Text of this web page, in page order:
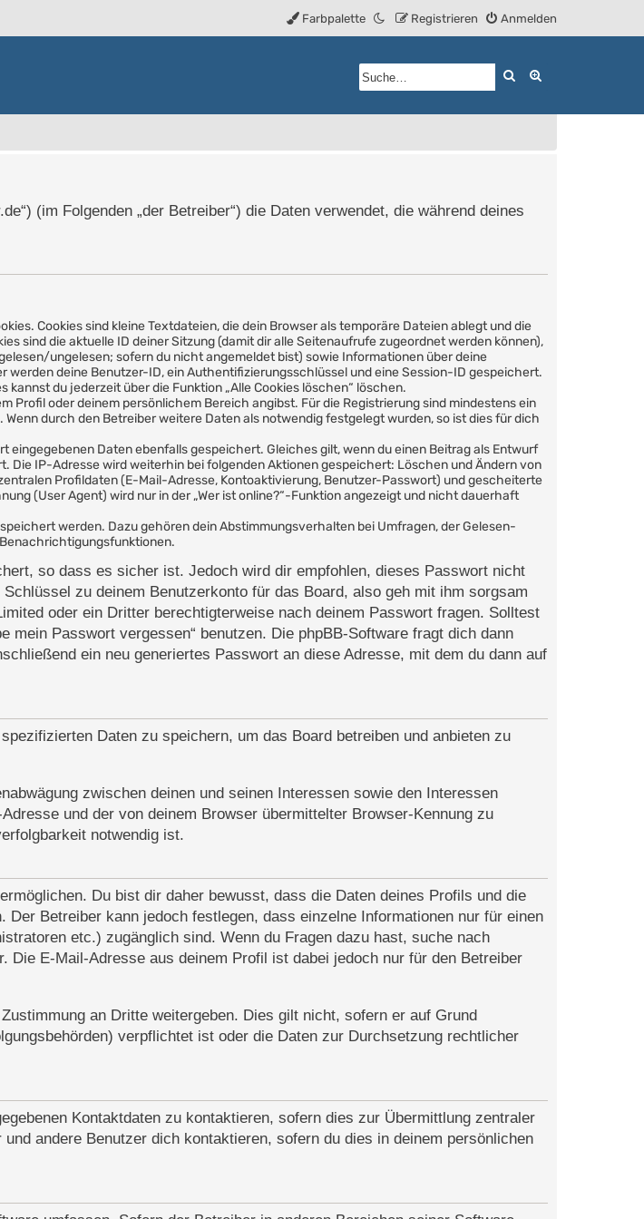
Anmelden
Registrieren
Farbpalette
Suche
(im Folgenden „der Betreiber“) die Daten verwendet, die während deines
Cookies sind kleine Textdateien, die dein Browser als temporäre Dateien ablegt und die
sind die aktuelle ID deiner Sitzung (damit dir alle Seitenaufrufe zugeordnet werden können),
ungelesen; sofern du nicht angemeldet bist) sowie Informationen über deine
deine Benutzer-ID, ein Authentifizierungsschlüssel und eine Session-ID gespeichert.
du jederzeit über die Funktion „Alle Cookies löschen“ löschen.
Profil oder deinem persönlichem Bereich angibst. Für die Registrierung sind mindestens ein
durch den Betreiber weitere Daten als notwendig festgelegt wurden, so ist dies für dich
Daten ebenfalls gespeichert. Gleiches gilt, wenn du einen Beitrag als Entwurf
IP-Adresse wird weiterhin bei folgenden Aktionen gespeichert: Löschen und Ändern von
Profildaten (E-Mail-Adresse, Kontoaktivierung, Benutzer-Passwort) und gescheiterte
(User Agent) wird nur in der „Wer ist online?“-Funktion angezeigt und nicht dauerhaft
werden. Dazu gehören dein Abstimmungsverhalten bei Umfragen, der Gelesen-
so dass es sicher ist. Jedoch wird dir empfohlen, dieses Passwort nicht
zu deinem Benutzerkonto für das Board, also geh mit ihm sorgsam
oder ein Dritter berechtigterweise nach deinem Passwort fragen. Solltest
Passwort vergessen“ benutzen. Die phpBB-Software fragt dich dann
ein neu generiertes Passwort an diese Adresse, mit dem du dann auf
Daten zu speichern, um das Board betreiben und anbieten zu
zwischen deinen und seinen Interessen sowie den Interessen
und der von deinem Browser übermittelter Browser-Kennung zu
notwendig ist.
Du bist dir daher bewusst, dass die Daten deines Profils und die
Betreiber kann jedoch festlegen, dass einzelne Informationen nur für einen
etc.) zugänglich sind. Wenn du Fragen dazu hast, suche nach
E-Mail-Adresse aus deinem Profil ist dabei jedoch nur für den Betreiber
an Dritte weitergeben. Dies gilt nicht, sofern er auf Grund
verpflichtet ist oder die Daten zur Durchsetzung rechtlicher
Kontaktdaten zu kontaktieren, sofern dies zur Übermittlung zentraler
andere Benutzer dich kontaktieren, sofern du dies in deinem persönlichen